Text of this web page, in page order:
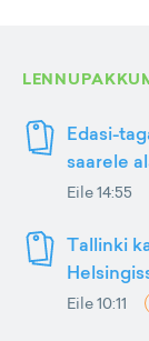
Edasi-
saarele
Eile 14:55
Tallinki
Eile 10:11